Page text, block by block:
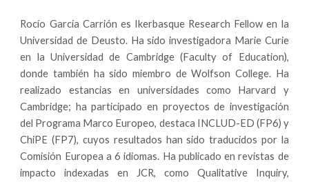
Rocío García Carrión es Ikerbasque Research Fellow en la
Universidad de Deusto. Ha sido investigadora Marie Curie
en la Universidad de Cambridge (Faculty of Education),
donde también ha sido miembro de Wolfson College. Ha
realizado estancias en universidades como Harvard y
Cambridge; ha participado en proyectos de investigación
del Programa Marco Europeo, destaca INCLUD-ED (FP6) y
ChiPE (FP7), cuyos resultados han sido traducidos por la
Comisión Europea a 6 idiomas. Ha publicado en revistas de
impacto indexadas en JCR, como Qualitative Inquiry,